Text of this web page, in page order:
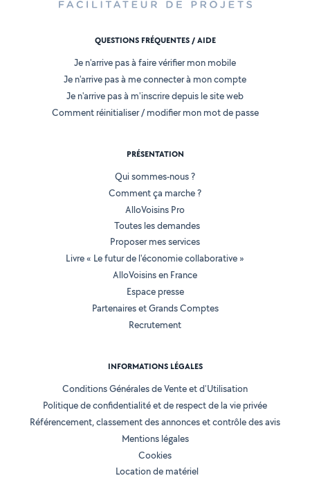
QUESTIONS FRÉQUENTES / AIDE
Je n'arrive pas à faire vérifier mon mobile
Je n'arrive pas à me connecter à mon compte
Je n'arrive pas à m'inscrire depuis le site web
Comment réinitialiser / modifier mon mot de passe
PRÉSENTATION
Qui sommes-nous ?
Comment ça marche ?
AlloVoisins Pro
Toutes les demandes
Proposer mes services
Livre « Le futur de l'économie collaborative »
AlloVoisins en France
Espace presse
Partenaires et Grands Comptes
Recrutement
INFORMATIONS LÉGALES
Conditions Générales de Vente et d'Utilisation
Politique de confidentialité et de respect de la vie privée
Référencement, classement des annonces et contrôle des avis
Mentions légales
Cookies
Location de matériel